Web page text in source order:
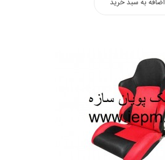
اضافه به سبد خرید